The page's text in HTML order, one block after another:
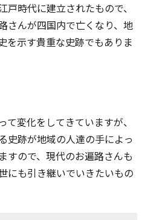
戸時代に建立されたもので、
さんが四国内で亡くなり、地
を示す貴重な史跡でもありま
変化をしてきていますが、
史跡が地域の人達の手によっ
すので、現代のお遍路さんも
にも引き継いでいきたいもの